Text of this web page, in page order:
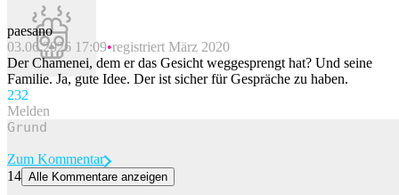
paesano
03.06.2026 17:09 registriert März 2020
Der Chamenei, dem er das Gesicht weggesprengt hat? Und seine
Familie. Ja, gute Idee. Der ist sicher für Gespräche zu haben.
232
Melden
Zum Kommentar
14 Alle Kommentare anzeigen